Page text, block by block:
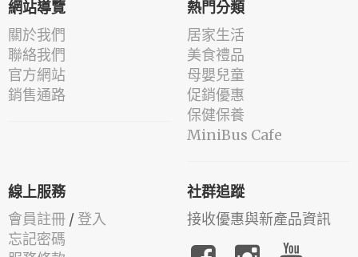
網站導覽
關於我們
聯絡我們
官方網站
銷售通路
熱門分類
居家生活
美食禮品
母嬰兒童
促銷優惠
保健保養
MiniBus Cafe
線上服務
會員註冊 / 登入
忘記密碼
社群追蹤
接收優惠與新產品資訊